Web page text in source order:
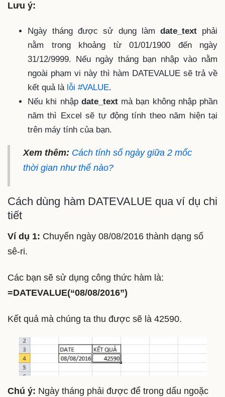
Lưu ý:
Ngày tháng được sử dụng làm date_textphải
nằm trong khoảng từ 01/01/1900 đến ngày
31/12/9999. Nếu ngày tháng bạn nhập vào nằm
ngoài phạm vi này thì hàm DATEVALUE sẽ trả về
kết quả là lỗi #VALUE.
Nếu khi nhập date_text mà bạn không nhập phần
năm thì Excel sẽ tự động tính theo năm hiện tại
trên máy tính của bạn.
Xem thêm: Cách tính số ngày giữa 2 mốc
thời gian như thế nào?
Cách dùng hàm DATEVALUE qua ví dụ chi
tiết
Ví dụ 1: Chuyển ngày 08/08/2016 thành dạng số
sê-ri.
Các bạn sẽ sử dụng công thức hàm là:
=DATEVALUE(“08/08/2016”)
Kết quả mà chúng ta thu được sẽ là 42590.
Chú ý: Ngày tháng phải được để trong dấu ngoặc